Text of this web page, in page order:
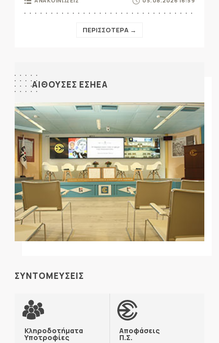
ΠΕΡΙΣΣΟΤΕΡΑ →
ΑΙΘΟΥΣΕΣ ΕΣΗΕΑ
ΣΥΝΤΟΜΕΥΣΕΙΣ
Κληροδοτήματα
Υποτροφίες
Αποφάσεις
Π.Σ.